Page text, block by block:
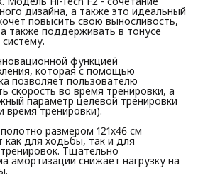
дизайна, а также это идеальный
повысить свою выносливость,
также поддерживать в тонусе
функцией
которая с помощью
позволяет пользователю
скорость во время тренировки, а
параметр целевой тренировки
время тренировки).
размером 121х46 см
для ходьбы, так и для
Тщательно
амортизации снижает нагрузку на